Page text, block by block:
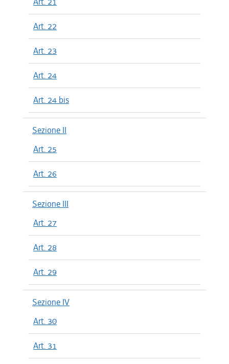
Art. 22
Art. 23
Art. 24
Art. 24 bis
Sezione II
Art. 25
Art. 26
Sezione III
Art. 27
Art. 28
Art. 29
Sezione IV
Art. 30
Art. 31